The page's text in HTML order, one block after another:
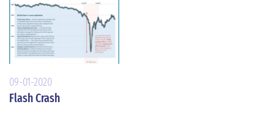
09-01-2020
Flash Crash